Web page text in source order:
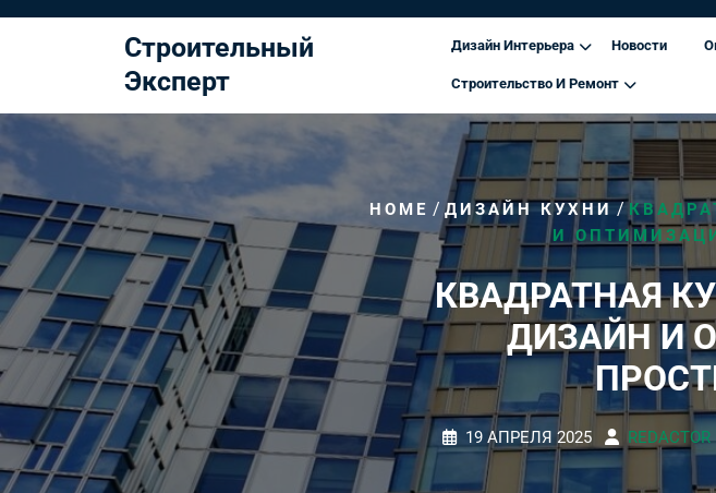
Строительный
Эксперт
Дизайн Интерьера Новости
Строительство И Ремонт
HOME / ДИЗАЙН КУХНИ/
И
КВАДРАТНАЯ
ДИЗАЙН И
19 АПРЕЛЯ 2025 REDACTOR